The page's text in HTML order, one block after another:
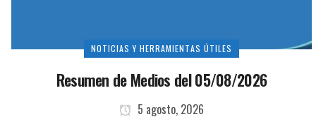
NOTICIAS Y HERRAMIENTAS ÚTILES
Resumen de Medios del 05/08/2026
5 agosto, 2026